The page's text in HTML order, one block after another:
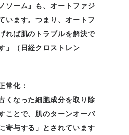
ソーム』も、オートファジ
います。つまり、オートフ
れば肌のトラブルを解決で
」（日経クロストレン
常化：
くなった細胞成分を取り除
ことで、肌のターンオーバ
寄与する」とされています